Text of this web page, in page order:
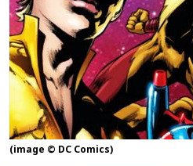
(image © DC Comics)